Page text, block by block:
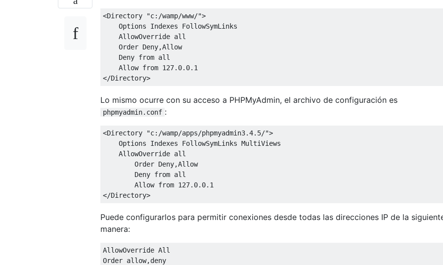
<Directory "c:/wamp/www/">
    Options Indexes FollowSymLinks
    AllowOverride all
    Order Deny,Allow
    Deny from all
    Allow from 127.0.0.1
Lo mismo ocurre con su acceso a PHPMyAdmin, el archivo de configuración es
phpmyadmin.conf :
<Directory "c:/wamp/apps/phpmyadmin3.4.5/">
    Options Indexes FollowSymLinks MultiViews
    AllowOverride all
        Order Deny,Allow
        Deny from all
        Allow from 127.0.0.1
Puede configurarlos para permitir conexiones desde todas las direcciones IP de la
manera:
AllowOverride All
Order allow,deny